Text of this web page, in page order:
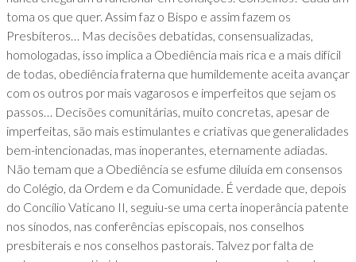
toma os que quer. Assim faz o Bispo e assim fazem os
Presbíteros… Mas decisões debatidas, consensualizadas,
homologadas, isso implica a Obediência mais rica e a mais difícil
de todas, obediência fraterna que humildemente aceita avançar
com os outros por mais vagarosos e imperfeitos que sejam os
passos… Decisões comunitárias, muito concretas, apesar de
imperfeitas, são mais estimulantes e criativas que generalidades
bem-intencionadas, mas inoperantes, eternamente adiadas.
Não temam que a Obediência se esfume diluída em consensos
do Colégio, da Ordem e da Comunidade. É verdade que, depois
do Concílio Vaticano II, seguiu-se uma certa inoperância patente
nos sínodos, nas conferências episcopais, nos conselhos
presbiterais e nos conselhos pastorais. Talvez por falta de